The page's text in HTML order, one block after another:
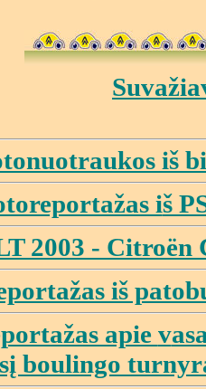
iš
iš
2003 - Citroën
iš
apie v
boulingo